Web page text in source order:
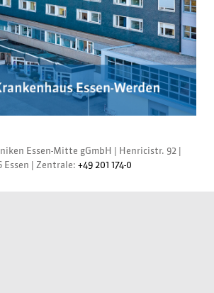
Essen-Mitte gGmbH | Henricistr. 92 |
Essen | Zentrale: +49 201 174-0